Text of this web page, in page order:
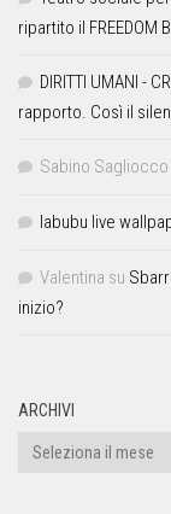
ripartito il FREEDOM
DIRITTI UMANI -
rapporto. Così il
Sabino Sagliocco
labubu live
Valentina su
inizio?
ARCHIVI